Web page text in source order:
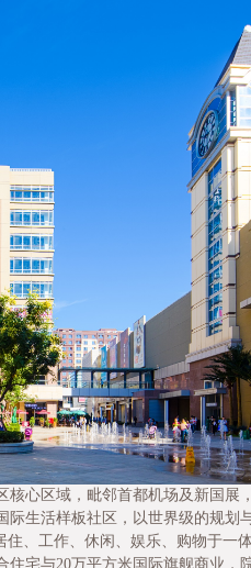
心区域，毗邻首都机场及新国展
生活样板社区，以世界级的规划
、工作、休闲、娱乐、购物于一
宅与20万平方米国际旗舰商业，